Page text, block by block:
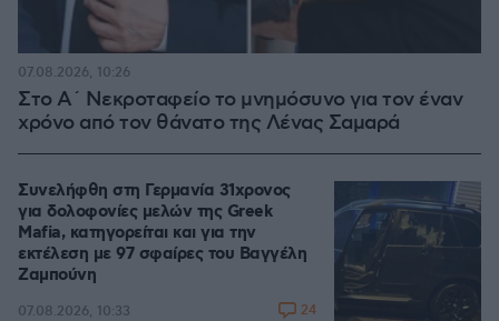
Στο Α΄ Νεκροταφείο το μνημόσυνο για τον έναν
χρόνο από τον θάνατο της Λένας Σαμαρά
07.08.2026, 10:26
Συνελήφθη στη Γερμανία 31χρονος
για δολοφονίες μελών της Greek
Mafia, κατηγορείται και για την
εκτέλεση με 97 σφαίρες του Βαγγέλη
Ζαμπούνη
07.08.2026, 10:33 24